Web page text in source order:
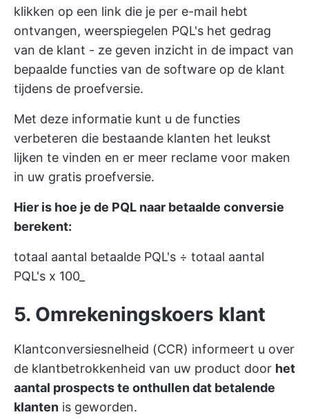
klikken op een link die je per e-mail hebt
ontvangen, weerspiegelen PQL's het gedrag
van de klant - ze geven inzicht in de impact van
bepaalde functies van de software op de klant
tijdens de proefversie.
Met deze informatie kunt u de functies
verbeteren die bestaande klanten het leukst
lijken te vinden en er meer reclame voor maken
in uw gratis proefversie.
Hier is hoe je de PQL naar betaalde conversie
berekent:
totaal aantal betaalde PQL's ÷ totaal aantal
PQL's x 100_
5. Omrekeningskoers klant
Klantconversiesnelheid (CCR) informeert u over
de klantbetrokkenheid van uw product door het
aantal prospects te onthullen dat betalende
klanten is geworden.